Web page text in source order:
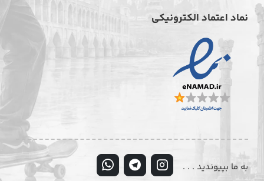
نماد اعتماد الکترونیکی
به ما بپیوندید . . .